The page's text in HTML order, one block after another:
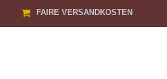
FAIRE VERSANDKOSTEN